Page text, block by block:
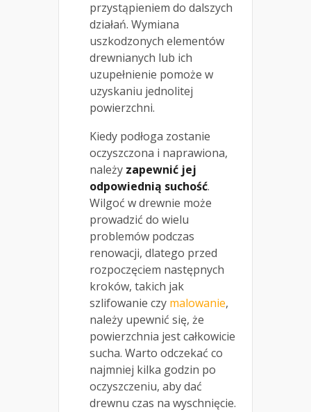
przystąpieniem do dalszych
działań. Wymiana
uszkodzonych elementów
drewnianych lub ich
uzupełnienie pomoże w
uzyskaniu jednolitej
powierzchni.
Kiedy podłoga zostanie
oczyszczona i naprawiona,
należy zapewnić jej
odpowiednią suchość.
Wilgoć w drewnie może
prowadzić do wielu
problemów podczas
renowacji, dlatego przed
rozpoczęciem następnych
kroków, takich jak
szlifowanie czy malowanie,
należy upewnić się, że
powierzchnia jest całkowicie
sucha. Warto odczekać co
najmniej kilka godzin po
oczyszczeniu, aby dać
drewnu czas na wyschnięcie.